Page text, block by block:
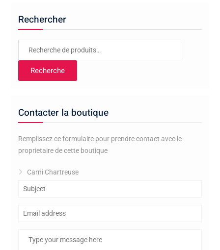
Rechercher
Recherche
Contacter la boutique
Remplissez ce formulaire pour prendre contact avec le
proprietaire de cette boutique
Carni Chartreuse